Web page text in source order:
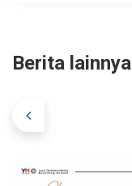
Berita lainnya